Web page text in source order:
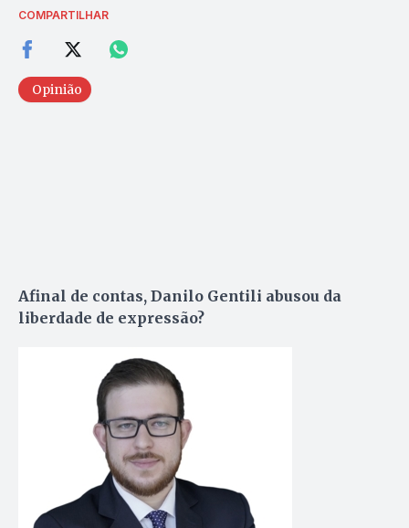
COMPARTILHAR
Opinião
Afinal de contas, Danilo Gentili abusou da
liberdade de expressão?